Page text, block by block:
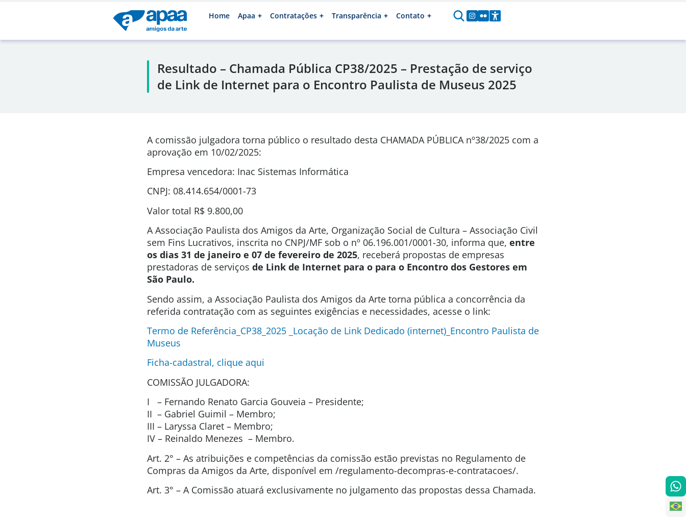
Home Apaa Contratações Transparência Contato
Resultado – Chamada Pública CP38/2025 – Prestação de serviço
de Link de Internet para o Encontro Paulista de Museus 2025
A comissão julgadora torna público o resultado desta CHAMADA PÚBLICA nº38/2025 com a
aprovação em 10/02/2025:
Empresa vencedora: Inac Sistemas Informática
CNPJ: 08.414.654/0001-73
Valor total R$ 9.800,00
A Associação Paulista dos Amigos da Arte, Organização Social de Cultura – Associação Civil
sem Fins Lucrativos, inscrita no CNPJ/MF sob o nº 06.196.001/0001-30, informa que, entre
os dias 31 de janeiro e 07 de fevereiro de 2025, receberá propostas de empresas
prestadoras de serviços de Link de Internet para o para o Encontro dos Gestores em
São Paulo.
Sendo assim, a Associação Paulista dos Amigos da Arte torna pública a concorrência da
referida contratação com as seguintes exigências e necessidades, acesse o link:
Termo de Referência_CP38_2025 _Locação de Link Dedicado (internet)_Encontro Paulista de
Museus
Ficha-cadastral, clique aqui
COMISSÃO JULGADORA:
I – Fernando Renato Garcia Gouveia – Presidente;
II – Gabriel Guimil – Membro;
III – Laryssa Claret – Membro;
IV – Reinaldo Menezes – Membro.
Art. 2° – As atribuições e competências da comissão estão previstas no Regulamento de
Compras da Amigos da Arte, disponível em /regulamento-decompras-e-contratacoes/.
Art. 3° – A Comissão atuará exclusivamente no julgamento das propostas dessa Chamada.